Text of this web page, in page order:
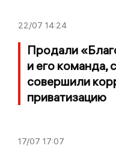
22/07 14:24
Продали
и его
совершили
приватизацию
17/07 17:07